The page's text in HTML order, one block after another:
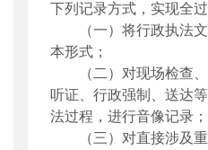
下列记录方式，实现全
（一）将行政执法
本形式；
（二）对现场检查
听证、行政强制、送达
法过程，进行音像记录；
（三）对直接涉及